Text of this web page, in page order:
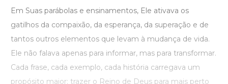
Em Suas parábolas e ensinamentos, Ele ativava os
gatilhos da compaixão, da esperança, da superação e de
tantos outros elementos que levam à mudança de vida.
Ele não falava apenas para informar, mas para transformar.
Cada frase, cada exemplo, cada história carregava um
propósito maior: trazer o Reino de Deus para mais perto